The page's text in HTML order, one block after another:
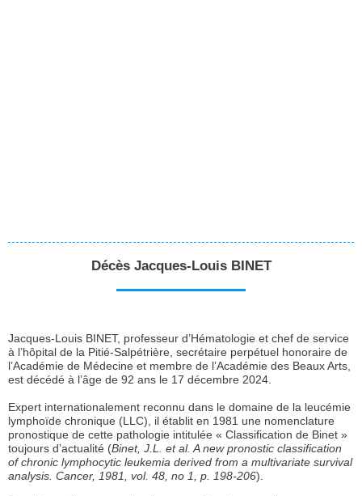
Décès Jacques-Louis BINET
Jacques-Louis BINET, professeur d’Hématologie et chef de service
à l’hôpital de la Pitié-Salpétrière, secrétaire perpétuel honoraire de
l’Académie de Médecine et membre de l’Académie des Beaux Arts,
est décédé à l’âge de 92 ans le 17 décembre 2024.
Expert internationalement reconnu dans le domaine de la leucémie
lymphoïde chronique (LLC), il établit en 1981 une nomenclature
pronostique de cette pathologie intitulée « Classification de Binet »
toujours d’actualité (Binet, J.L. et al. A new pronostic classification
of chronic lymphocytic leukemia derived from a multivariate survival
analysis. Cancer, 1981, vol. 48, no 1, p. 198-206).